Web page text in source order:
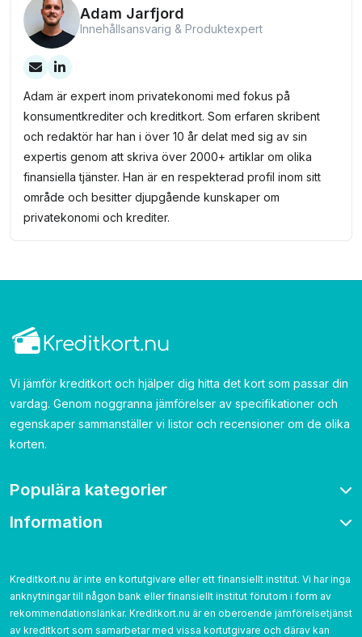
Adam Jarfjord
Innehållsansvarig & Produktexpert
Adam är expert inom privatekonomi med fokus på
konsumentkrediter och kreditkort. Som erfaren skribent
och redaktör har han i över 10 år delat med sig av sin
expertis genom att skriva över 2000+ artiklar om olika
finansiella tjänster. Han är en respekterad profil inom sitt
område och besitter djupgående kunskaper om
privatekonomi och krediter.
Vi jämför kreditkort och hjälper dig hitta det kort som passar din
vardag. Genom noggranna jämförelser av specifikationer och
egenskaper sammanställer vi listor och recensioner om de olika
korten.
Populära kategorier
Bonuskort
Cashback
Utan årsavgift
Information
Kontakta
Betygsättning
Cookies
Kreditkort.nu är inte en kortutgivare eller ett finansiellt institut. Vi har inga
anknytningar till någon bank eller finansiellt institut förutom i form av
rekommendationslänkar. Kreditkort.nu är en oberoende jämförelsetjänst
av kreditkort som samarbetar med vissa kortutgivare och därav kan